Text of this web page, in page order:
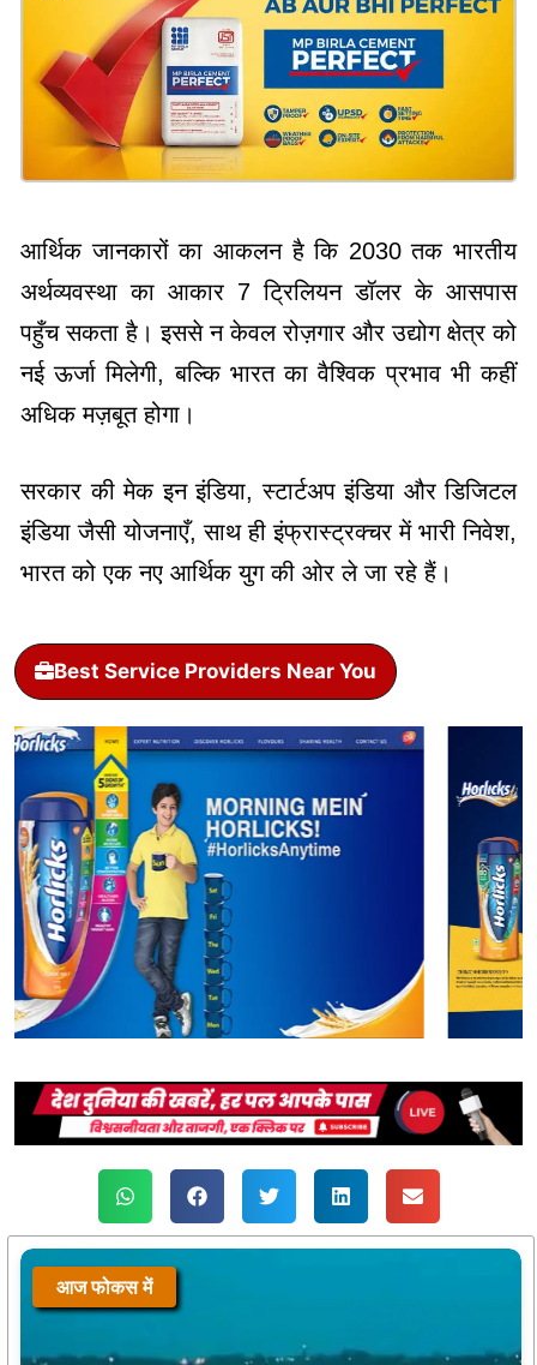
आर्थिक जानकारों का आकलन है कि 2030 तक भारतीय
अर्थव्यवस्था का आकार 7 ट्रिलियन डॉलर के आसपास
पहुँच सकता है। इससे न केवल रोज़गार और उद्योग क्षेत्र को
नई ऊर्जा मिलेगी, बल्कि भारत का वैश्विक प्रभाव भी कहीं
अधिक मज़बूत होगा।
सरकार की मेक इन इंडिया, स्टार्टअप इंडिया और डिजिटल
इंडिया जैसी योजनाएँ, साथ ही इंफ्रास्ट्रक्चर में भारी निवेश,
भारत को एक नए आर्थिक युग की ओर ले जा रहे हैं।
Best Service Providers Near You
आज फोकस में